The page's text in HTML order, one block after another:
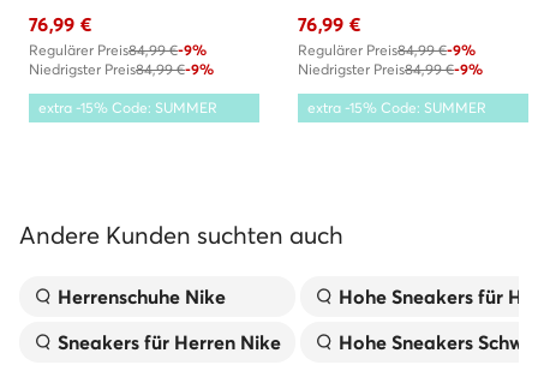
76,99 €
Regulärer Preis84,99 €-9%
Niedrigster Preis84,99 €-9%
extra -15% Code: SUMMER
76,99 €
Regulärer Preis84,99 €-9%
Niedrigster Preis84,99 €-9%
extra -15% Code: SUMMER
Andere Kunden suchten auch
Herrenschuhe Nike
Sneakers für Herren Nike
Hohe Sneakers für
Hohe Sneakers